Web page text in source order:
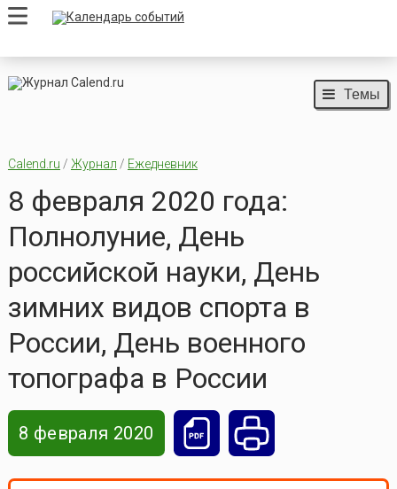
Темы
Calend.ru / Журнал / Ежедневник
8 февраля 2020 года:
Полнолуние, День
российской науки, День
зимних видов спорта в
России, День военного
топографа в России
8 февраля 2020